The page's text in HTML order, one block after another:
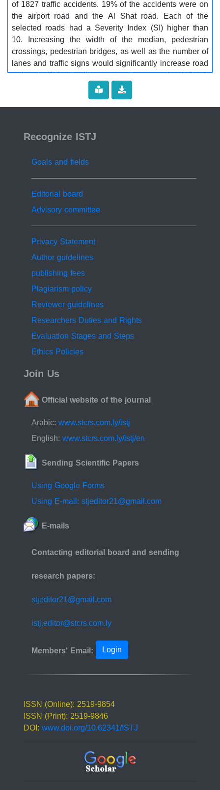
of 1827 traffic accidents. 19% of the accidents were on
the airport road and the Al Shat road. Each of the
selected roads had a Severity Index (SI) higher than
10. Increasing the width of the median, pedestrian
crossings, pedestrian bridges, as well as the number of
lanes and traffic signs would significantly increase road
safety, by following the systematic approach stipulated
by the Federal Highway Administration (FHA) which
"focuses on installing countermeasures to reduce
crashes at a large scale or a number of locations that
countermeasures and measures will be proposed
based on the CRF (Crash Reduction Factors) to reduce
traffic accidents and how to apply a systematic
approach for safer roads in Tripoli............................
Keywords:............ Crash reduction factors, Road Safety,
Severity Index, Road black spots, Road Accident.
ISSN 2519-9854
Recognize ISTJ
Goals and fields
Editorial board
Advisory committee
Privacy Statement
Author guidelines
publishing fees
Plagiarism policy
Reviewer guidelines
Researchers Duties and Rights
Evaluation Stages and Steps
Ethics Policies
Join Us
Official website of the journal
Arabic:www.stcrs.com.ly/istj
English:www.stcrs.com.ly/istj/en
Sending Scientific Papers
Using Google Forms
Using E-mail: stjeditor21@gmail.com
E-mails
Contacting editorial board and sending
research papers:
stjeditor21@gmail.com
istj.editor@stcrs.com.ly
Members' Email:
Login
ISSN (Online): 2519-9854
ISSN (Print): 2519-9846
DOI:www.doi.org/10.62341/ISTJ